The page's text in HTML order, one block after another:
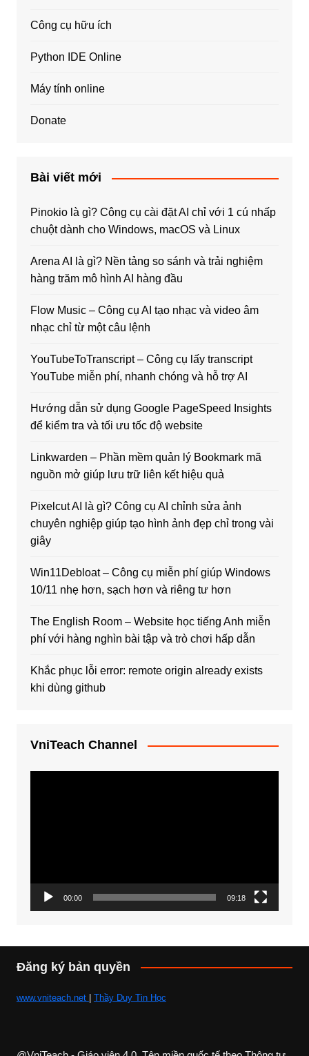
Công cụ hữu ích
Python IDE Online
Máy tính online
Donate
Bài viết mới
Pinokio là gì? Công cụ cài đặt AI chỉ với 1 cú nhấp
chuột dành cho Windows, macOS và Linux
Arena AI là gì? Nền tảng so sánh và trải nghiệm
hàng trăm mô hình AI hàng đầu
Flow Music – Công cụ AI tạo nhạc và video âm
nhạc chỉ từ một câu lệnh
YouTubeToTranscript – Công cụ lấy transcript
YouTube miễn phí, nhanh chóng và hỗ trợ AI
Hướng dẫn sử dụng Google PageSpeed Insights
để kiểm tra và tối ưu tốc độ website
Linkwarden – Phần mềm quản lý Bookmark mã
nguồn mở giúp lưu trữ liên kết hiệu quả
Pixelcut AI là gì? Công cụ AI chỉnh sửa ảnh
chuyên nghiệp giúp tạo hình ảnh đẹp chỉ trong vài
giây
Win11Debloat – Công cụ miễn phí giúp Windows
10/11 nhẹ hơn, sạch hơn và riêng tư hơn
The English Room – Website học tiếng Anh miễn
phí với hàng nghìn bài tập và trò chơi hấp dẫn
Khắc phục lỗi error: remote origin already exists
khi dùng github
VniTeach Channel
00:00 09:18
Đăng ký bản quyền
www.vniteach.net | Thầy Duy Tin Học